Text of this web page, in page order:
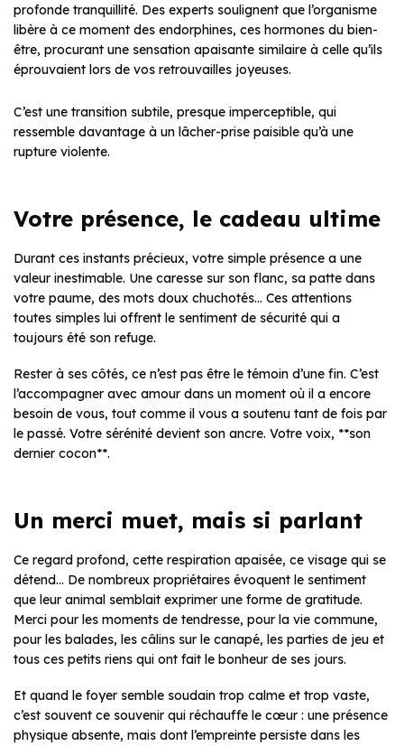
profonde tranquillité. Des experts soulignent que l’organisme
libère à ce moment des endorphines, ces hormones du bien-
être, procurant une sensation apaisante similaire à celle qu’ils
éprouvaient lors de vos retrouvailles joyeuses.
C’est une transition subtile, presque imperceptible, qui
ressemble davantage à un lâcher-prise paisible qu’à une
rupture violente.
Votre présence, le cadeau ultime
Durant ces instants précieux, votre simple présence a une
valeur inestimable. Une caresse sur son flanc, sa patte dans
votre paume, des mots doux chuchotés… Ces attentions
toutes simples lui offrent le sentiment de sécurité qui a
toujours été son refuge.
Rester à ses côtés, ce n’est pas être le témoin d’une fin. C’est
l’accompagner avec amour dans un moment où il a encore
besoin de vous, tout comme il vous a soutenu tant de fois par
le passé. Votre sérénité devient son ancre. Votre voix, **son
dernier cocon**.
Un merci muet, mais si parlant
Ce regard profond, cette respiration apaisée, ce visage qui se
détend… De nombreux propriétaires évoquent le sentiment
que leur animal semblait exprimer une forme de gratitude.
Merci pour les moments de tendresse, pour la vie commune,
pour les balades, les câlins sur le canapé, les parties de jeu et
tous ces petits riens qui ont fait le bonheur de ses jours.
Et quand le foyer semble soudain trop calme et trop vaste,
c’est souvent ce souvenir qui réchauffe le cœur : une présence
physique absente, mais dont l’empreinte persiste dans les